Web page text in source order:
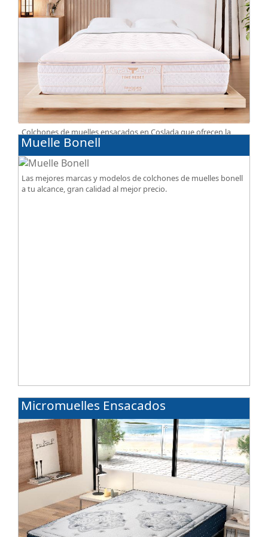
Colchones de muelles ensacados en Coslada que ofrecen la
perfecta combinación de firmeza, confort, transpiración, con
acabados premium de alta gama.
Muelle Bonell
Las mejores marcas y modelos de colchones de muelles bonell
a tu alcance, gran calidad al mejor precio.
Micromuelles Ensacados